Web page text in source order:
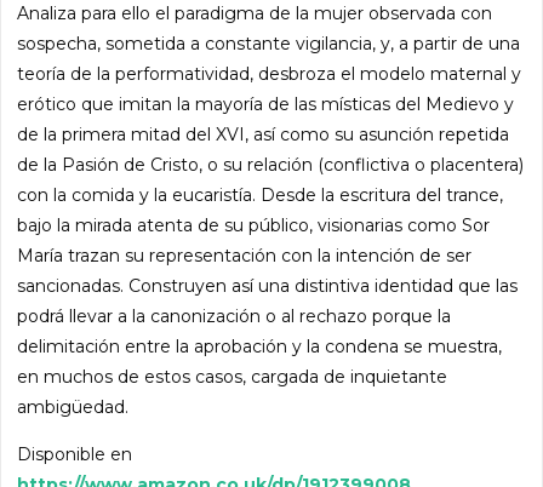
Analiza para ello el paradigma de la mujer observada con
sospecha, sometida a constante vigilancia, y, a partir de una
teoría de la performatividad, desbroza el modelo maternal y
erótico que imitan la mayoría de las místicas del Medievo y
de la primera mitad del XVI, así como su asunción repetida
de la Pasión de Cristo, o su relación (conflictiva o placentera)
con la comida y la eucaristía. Desde la escritura del trance,
bajo la mirada atenta de su público, visionarias como Sor
María trazan su representación con la intención de ser
sancionadas. Construyen así una distintiva identidad que las
podrá llevar a la canonización o al rechazo porque la
delimitación entre la aprobación y la condena se muestra,
en muchos de estos casos, cargada de inquietante
ambigüedad.
Disponible en